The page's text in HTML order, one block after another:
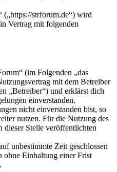
strforum.de“) wird
Vertrag mit folgenden
(im Folgenden „das
mit dem Betreiber
„Betreiber“) und erklärst dich
einverstanden.
nicht einverstanden bist, so
nutzen. Für die Nutzung des
dieser Stelle veröffentlichten
unbestimmte Zeit geschlossen
ohne Einhaltung einer Frist